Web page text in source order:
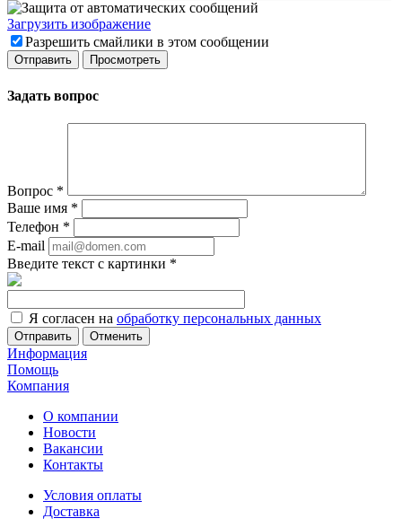
Загрузить изображение
Разрешить смайлики в этом сообщении
Задать вопрос
Вопрос *
Ваше имя *
Телефон *
E-mail
Введите текст с картинки *
Я согласен на обработку персональных данных
Отменить
Информация
Помощь
Компания
О компании
Новости
Вакансии
Контакты
Условия оплаты
Доставка